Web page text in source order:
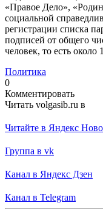
«Правое Дело»,
социальной
регистрации списка
подписей от общего
человек, то есть
Политика
0
Комментировать
Читать volgasib.ru в
Читайте в Яндекс
Группа в vk
Канал в Яндекс Дзен
Канал в Telegram